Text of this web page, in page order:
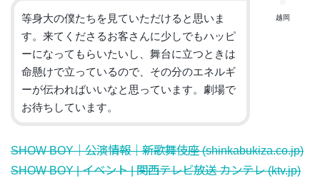
越岡
等身大の僕たちを見ていただけると思いま
す。来てくださるお客さんに少しでもハッピ
ーになってもらいたいし、舞台に立つときは
命懸けで立っているので、 その分のエネルギ
ーが伝わればいいなと思っています。 劇場で
お待ちしています。
SHOW BOY｜公演情報｜新歌舞伎座 (shinkabukiza.co.jp)
SHOW BOY | イベント | 関西テレビ放送 カンテレ (ktv.jp)